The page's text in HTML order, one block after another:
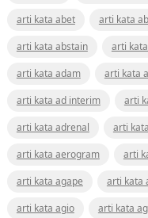
arti kata abet
arti kata
arti kata abstain
arti
arti kata adam
arti kata
arti kata ad interim
arti
arti kata adrenal
arti
arti kata aerogram
arti
arti kata agape
arti kata
arti kata agio
arti kata